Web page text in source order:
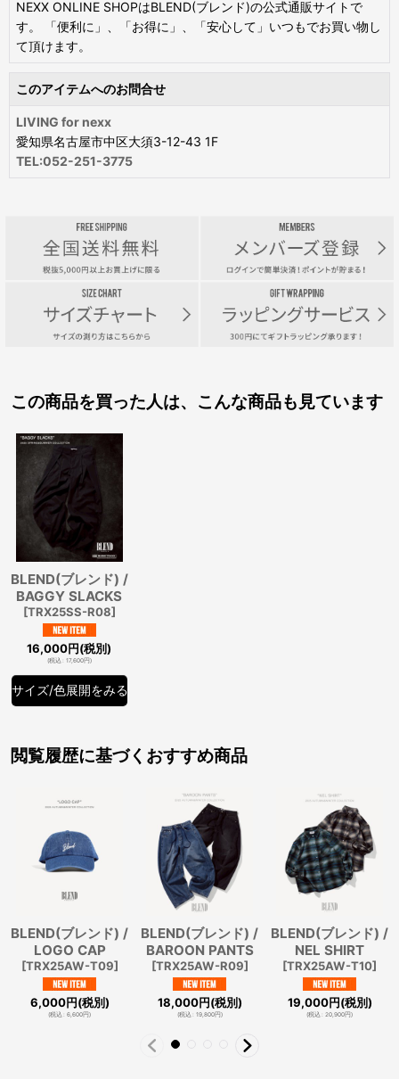
NEXX ONLINE SHOPはBLEND(ブレンド)の公式通販サイトで
す。 「便利に」、「お得に」、「安心して」いつもでお買い物し
て頂けます。
このアイテムへのお問合せ
LIVING for nexx
愛知県名古屋市中区大須3-12-43 1F
TEL:052-251-3775
この商品を買った人は、こんな商品も見ています
BLEND(ブレンド) /
BAGGY SLACKS
[TRX25SS-R08]
16,000円(税別)
(税込: 17,600円)
サイズ/色展開をみる
閲覧履歴に基づくおすすめ商品
BLEND(ブレンド) /
LOGO CAP
[TRX25AW-T09]
6,000円(税別)
(税込: 6,600円)
BLEND(ブレンド) /
BAROON PANTS
[TRX25AW-R09]
18,000円(税別)
(税込: 19,800円)
BLEND(ブレンド) /
NEL SHIRT
[TRX25AW-T10]
19,000円(税別)
(税込: 20,900円)